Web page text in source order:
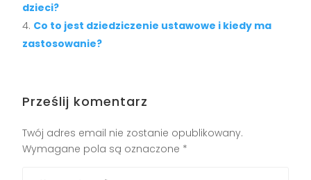
dzieci?
Co to jest dziedziczenie ustawowe i kiedy ma
zastosowanie?
Prześlij komentarz
Twój adres email nie zostanie opublikowany.
Wymagane pola są oznaczone *